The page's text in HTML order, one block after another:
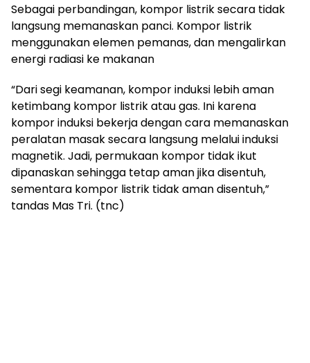
Sebagai perbandingan, kompor listrik secara tidak
langsung memanaskan panci. Kompor listrik
menggunakan elemen pemanas, dan mengalirkan
energi radiasi ke makanan
“Dari segi keamanan, kompor induksi lebih aman
ketimbang kompor listrik atau gas. Ini karena
kompor induksi bekerja dengan cara memanaskan
peralatan masak secara langsung melalui induksi
magnetik. Jadi, permukaan kompor tidak ikut
dipanaskan sehingga tetap aman jika disentuh,
sementara kompor listrik tidak aman disentuh,”
tandas Mas Tri. (tnc)